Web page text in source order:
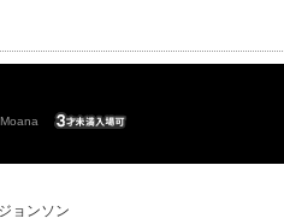
Moana
ョンソン